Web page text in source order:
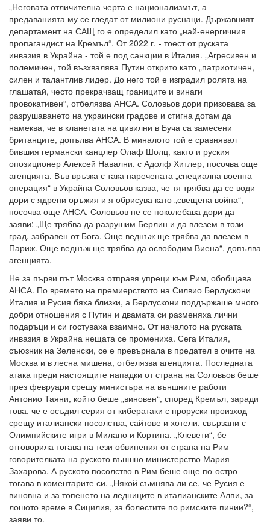
„Неговата отличителна черта е национализмът, а
предаванията му се гледат от милиони руснаци. Държавният
департамент на САЩ го е определил като „най-енергичния
пропагандист на Кремъл“. От 2022 г. - тоест от руската
инвазия в Украйна - той е под санкции в Италия. „Агресивен и
полемичен, той възхвалява Путин открито като „патриотичен,
силен и талантлив лидер. До него той е изградил ролята на
глашатай, често прекрачващ границите и винаги
провокативен“, отбелязва АНСА. Соловьов дори призовава за
разрушаването на украински градове и стигна дотам да
намеква, че в кланетата на цивилни в Буча са замесени
британците, допълва АНСА. В миналото той е сравнявал
бившия германски канцлер Олаф Шолц, както и руския
опозиционер Алексей Навални, с Адолф Хитлер, посочва още
агенцията. Във връзка с така наречената „специална военна
операция“ в Украйна Соловьов казва, че тя трябва да се води
дори с ядрени оръжия и я обрисува като „свещена война“,
посочва още АНСА. Соловьов не се поколебава дори да
заяви: „Ще трябва да разрушим Берлин и да влезем в този
град, забравен от Бога. Още веднъж ще трябва да влезем в
Париж. Още веднъж ще трябва да освободим Виена“, допълва
агенцията.
Не за първи път Москва отправя упреци към Рим, обобщава
АНСА. По времето на премиерството на Силвио Берлускони
Италия и Русия бяха близки, а Берлускони поддържаше много
добри отношения с Путин и двамата си разменяха лични
подаръци и си гостуваха взаимно. От началото на руската
инвазия в Украйна нещата се промениха. Сега Италия,
съюзник на Зеленски, се е превърнала в предател в очите на
Москва и в лесна мишена, отбелязва агенцията. Последната
атака преди настоящите нападки от страна на Соловьов беше
през февруари срещу министъра на външните работи
Антонио Таяни, който беше „виновен“, според Кремъл, заради
това, че е осъдил серия от кибератаки с проруски произход
срещу италиански посолства, сайтове и хотели, свързани с
Олимпийските игри в Милано и Кортина. „Клевети“, бе
отговорила тогава на тези обвинения от страна на Рим
говорителката на руското външно министерство Мария
Захарова. А руското посолство в Рим беше още по-остро
тогава в коментарите си. „Някой съмнява ли се, че Русия е
виновна и за топенето на ледниците в италианските Алпи, за
лошото време в Сицилия, за болестите по римските пинии?“,
заяви то.